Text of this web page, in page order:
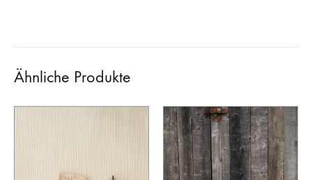
Ähnliche Produkte